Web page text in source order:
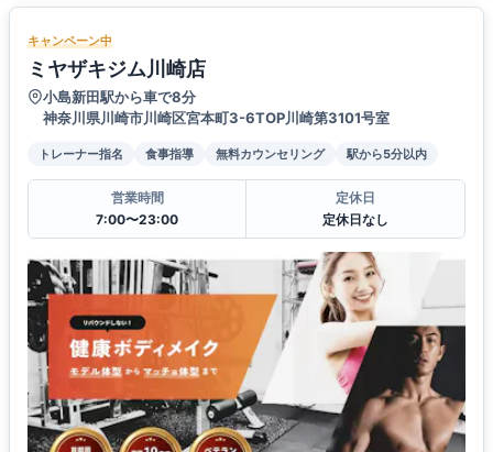
キャンペーン中
ミヤザキジム川崎店
小島新田駅から車で8分
神奈川県川崎市川崎区宮本町3-6TOP川崎第3101号室
トレーナー指名 食事指導 無料カウンセリング 駅から5分以内
営業時間
7:00〜23:00
定休日
定休日なし